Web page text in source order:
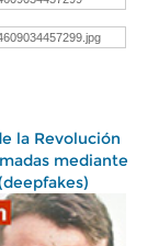
la Revolución
mediante